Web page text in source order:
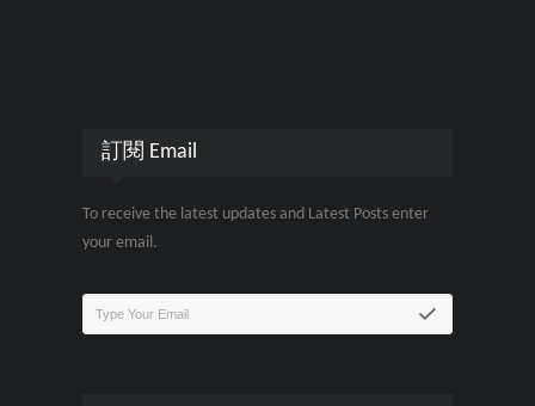
訂閱 Email
To receive the latest updates and Latest Posts enter
your email.